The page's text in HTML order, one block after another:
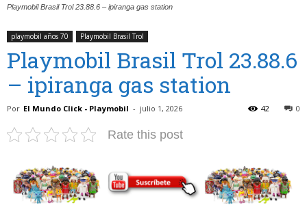
Playmobil Brasil Trol 23.88.6 – ipiranga gas station
playmobil años 70 Playmobil Brasil Trol
Playmobil Brasil Trol 23.88.6
– ipiranga gas station
Por El Mundo Click - Playmobil - julio 1, 2026 0
42
Rate this post